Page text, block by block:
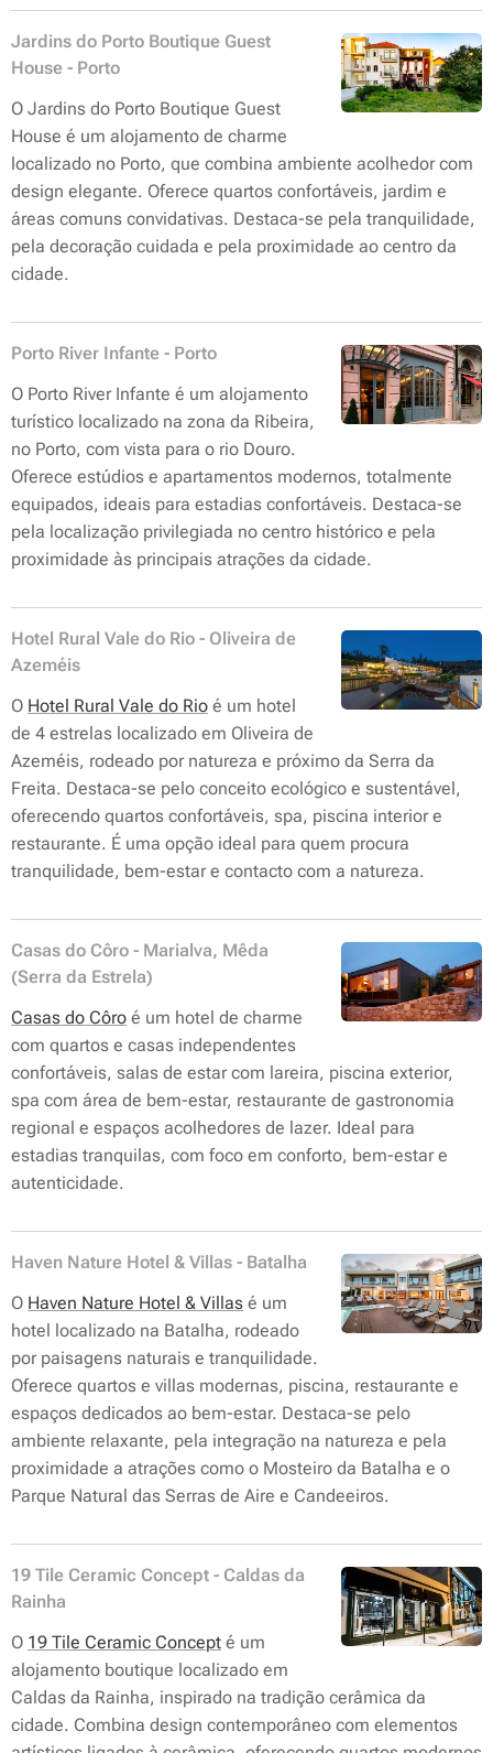
Jardins do Porto Boutique Guest
House - Porto
O Jardins do Porto Boutique Guest
House é um alojamento de charme
localizado no Porto, que combina ambiente acolhedor com
design elegante. Oferece quartos confortáveis, jardim e
áreas comuns convidativas. Destaca-se pela tranquilidade,
pela decoração cuidada e pela proximidade ao centro da
cidade.
Porto River Infante - Porto
O Porto River Infante é um alojamento
turístico localizado na zona da Ribeira,
no Porto, com vista para o rio Douro.
Oferece estúdios e apartamentos modernos, totalmente
equipados, ideais para estadias confortáveis. Destaca-se
pela localização privilegiada no centro histórico e pela
proximidade às principais atrações da cidade.
Hotel Rural Vale do Rio - Oliveira de
Azeméis
O Hotel Rural Vale do Rio é um hotel
de 4 estrelas localizado em Oliveira de
Azeméis, rodeado por natureza e próximo da Serra da
Freita. Destaca-se pelo conceito ecológico e sustentável,
oferecendo quartos confortáveis, spa, piscina interior e
restaurante. É uma opção ideal para quem procura
tranquilidade, bem-estar e contacto com a natureza.
Casas do Côro - Marialva, Mêda
(Serra da Estrela)
Casas do Côro é um hotel de charme
com quartos e casas independentes
confortáveis, salas de estar com lareira, piscina exterior,
spa com área de bem-estar, restaurante de gastronomia
regional e espaços acolhedores de lazer. Ideal para
estadias tranquilas, com foco em conforto, bem-estar e
autenticidade.
Haven Nature Hotel & Villas - Batalha
O Haven Nature Hotel & Villas é um
hotel localizado na Batalha, rodeado
por paisagens naturais e tranquilidade.
Oferece quartos e villas modernas, piscina, restaurante e
espaços dedicados ao bem-estar. Destaca-se pelo
ambiente relaxante, pela integração na natureza e pela
proximidade a atrações como o Mosteiro da Batalha e o
Parque Natural das Serras de Aire e Candeeiros.
19 Tile Ceramic Concept - Caldas da
Rainha
O 19 Tile Ceramic Concept é um
alojamento boutique localizado em
Caldas da Rainha, inspirado na tradição cerâmica da
cidade. Combina design contemporâneo com elementos